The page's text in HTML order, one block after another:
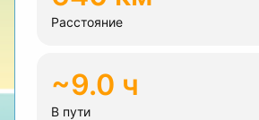
Расстояние
~9.0 ч
В пути